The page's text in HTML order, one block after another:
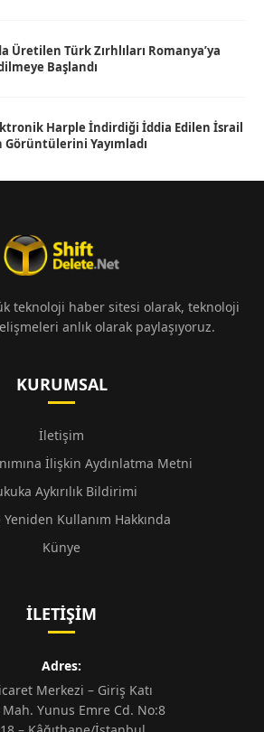
Üretilen Türk Zırhlıları Romanya’ya
Başlandı
Harple İndirdiği İddia Edilen İsrail
Görüntülerini Yayımladı
teknoloji haber sitesi olarak, teknoloji
anlık olarak paylaşıyoruz.
KURUMSAL
İletişim
İlişkin Aydınlatma Metni
Aykırılık Bildirimi
Yeniden Kullanım Hakkında
Künye
İLETIŞIM
Adres:
Merkezi – Giriş Katı
Mah. Yunus Emre Cd. No:8